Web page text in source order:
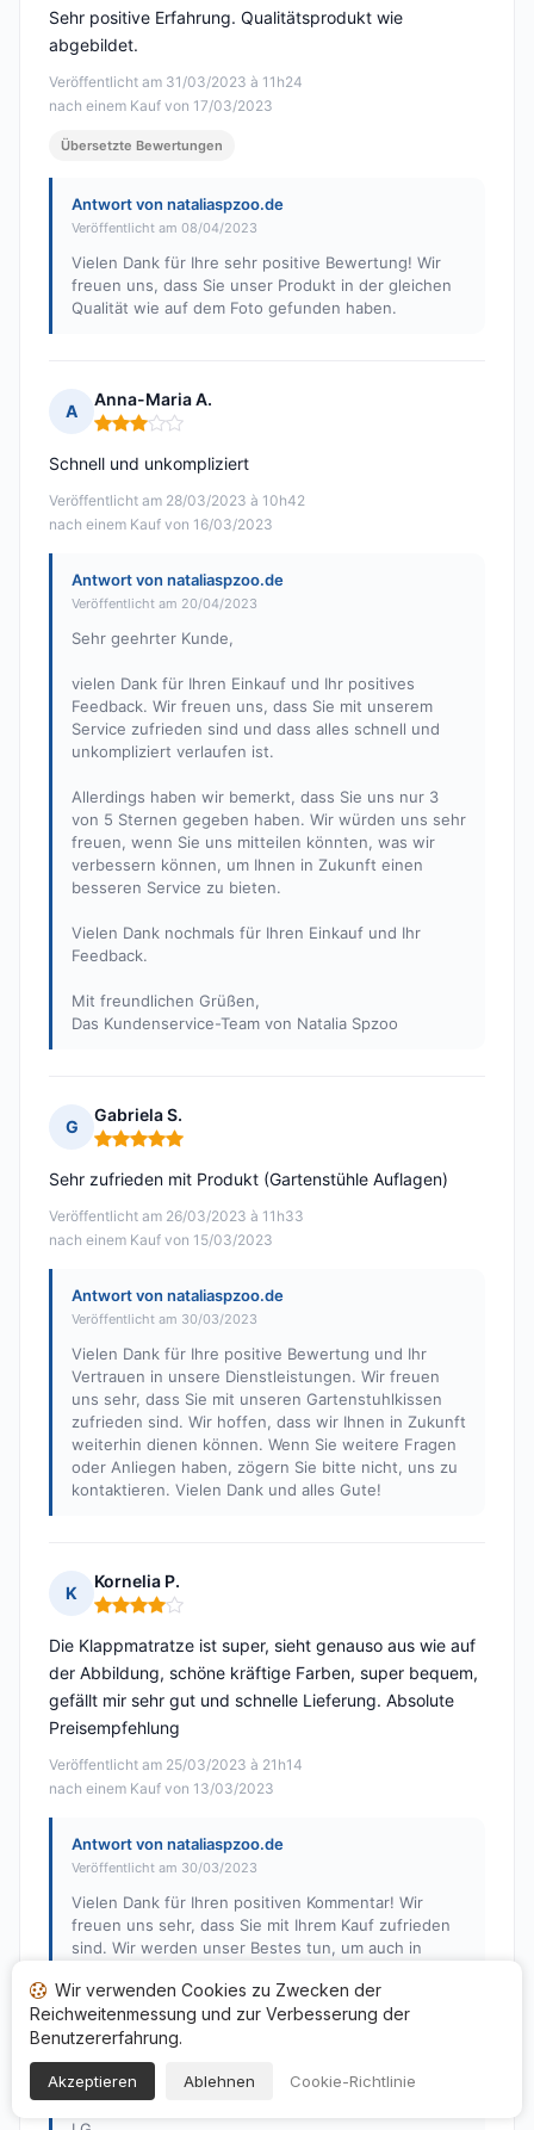
Veröffentlicht am 31/03/2023 à 11h24
nach einem Kauf von 17/03/2023
Sehr positive Erfahrung. Qualitätsprodukt wie
abgebildet.
Übersetzte Bewertungen
Antwort von nataliaspzoo.de
Veröffentlicht am 08/04/2023
Vielen Dank für Ihre sehr positive Bewertung! Wir
freuen uns, dass Sie unser Produkt in der gleichen
Qualität wie auf dem Foto gefunden haben.
A
Anna-Maria A.
Hinweis: 3 von 5
Veröffentlicht am 28/03/2023 à 10h42
nach einem Kauf von 16/03/2023
Schnell und unkompliziert
Antwort von nataliaspzoo.de
Veröffentlicht am 20/04/2023
Sehr geehrter Kunde,
vielen Dank für Ihren Einkauf und Ihr positives
Feedback. Wir freuen uns, dass Sie mit unserem
Service zufrieden sind und dass alles schnell und
unkompliziert verlaufen ist.
Allerdings haben wir bemerkt, dass Sie uns nur 3
von 5 Sternen gegeben haben. Wir würden uns sehr
freuen, wenn Sie uns mitteilen könnten, was wir
verbessern können, um Ihnen in Zukunft einen
besseren Service zu bieten.
Vielen Dank nochmals für Ihren Einkauf und Ihr
Feedback.
Mit freundlichen Grüßen,
Das Kundenservice-Team von Natalia Spzoo
G
Gabriela S.
Hinweis: 5 von 5
Veröffentlicht am 26/03/2023 à 11h33
nach einem Kauf von 15/03/2023
Sehr zufrieden mit Produkt (Gartenstühle Auflagen)
Antwort von nataliaspzoo.de
Veröffentlicht am 30/03/2023
Vielen Dank für Ihre positive Bewertung und Ihr
Vertrauen in unsere Dienstleistungen. Wir freuen
uns sehr, dass Sie mit unseren Gartenstuhlkissen
zufrieden sind. Wir hoffen, dass wir Ihnen in Zukunft
weiterhin dienen können. Wenn Sie weitere Fragen
oder Anliegen haben, zögern Sie bitte nicht, uns zu
kontaktieren. Vielen Dank und alles Gute!
K
Kornelia P.
Hinweis: 4 von 5
Veröffentlicht am 25/03/2023 à 21h14
nach einem Kauf von 13/03/2023
Die Klappmatratze ist super, sieht genauso aus wie auf
der Abbildung, schöne kräftige Farben, super bequem,
gefällt mir sehr gut und schnelle Lieferung. Absolute
Preisempfehlung
Antwort von nataliaspzoo.de
Veröffentlicht am 30/03/2023
Vielen Dank für Ihren positiven Kommentar! Wir
freuen uns sehr, dass Sie mit Ihrem Kauf zufrieden
sind. Wir werden unser Bestes tun, um auch in
weitere Fragen haben oder weitere Hilfe benötigen,
lassen Sie es uns bitte wissen.
Wir empfehlen Ihnen gerne unsere Klappmatratzen-
Kollektion. Wenn Sie uns Ihre Anforderungen
mitteilen, können wir Ihnen eine passende Matratze
empfehlen.
Wir verwenden Cookies zu Zwecken der
Reichweitenmessung und zur Verbesserung der
Benutzererfahrung.
Akzeptieren Ablehnen Cookie-Richtlinie